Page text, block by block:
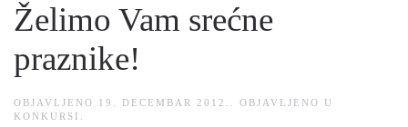
Želimo Vam srećne
praznike!
OBJAVLJENO 19. DECEMBAR 2012.
. OBJAVLJENO U
KONKURSI